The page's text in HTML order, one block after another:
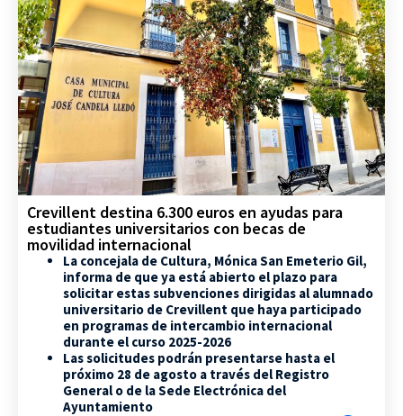
Crevillent destina 6.300 euros en ayudas para
estudiantes universitarios con becas de
movilidad internacional
La concejala de Cultura, Mónica San Emeterio Gil,
informa de que ya está abierto el plazo para
solicitar estas subvenciones dirigidas al alumnado
universitario de Crevillent que haya participado
en programas de intercambio internacional
durante el curso 2025-2026
Las solicitudes podrán presentarse hasta el
próximo 28 de agosto a través del Registro
General o de la Sede Electrónica del
Ayuntamiento